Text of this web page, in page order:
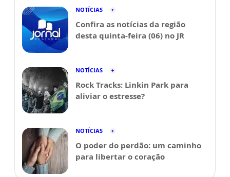
NOTÍCIAS
Confira as notícias da região
desta quinta-feira (06) no JR
NOTÍCIAS
Rock Tracks: Linkin Park para
aliviar o estresse?
NOTÍCIAS
O poder do perdão: um caminho
para libertar o coração